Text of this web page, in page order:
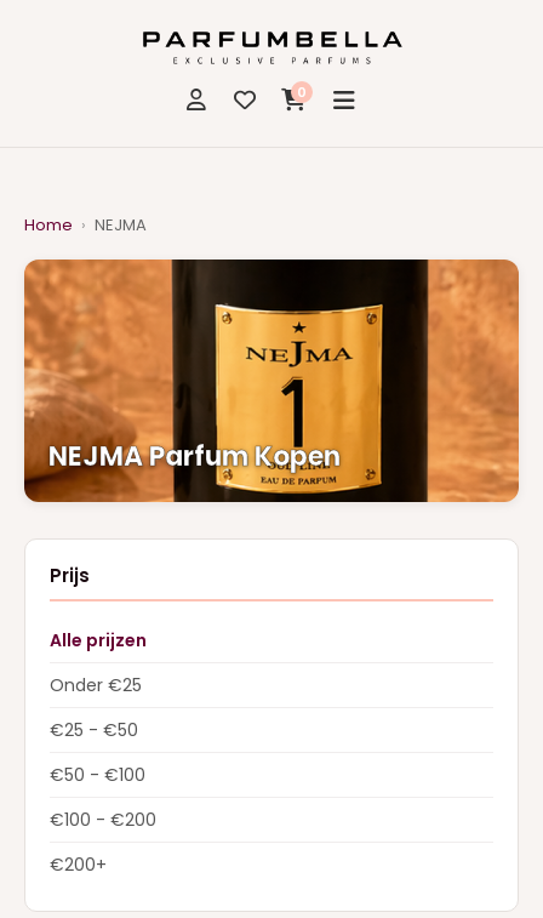
0
Home › NEJMA
NEJMA Parfum Kopen
Prijs
Alle prijzen
Onder €25
€25 - €50
€50 - €100
€100 - €200
€200+